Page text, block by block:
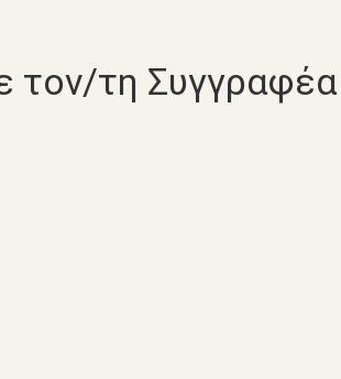
τον/τη Συγγραφέα